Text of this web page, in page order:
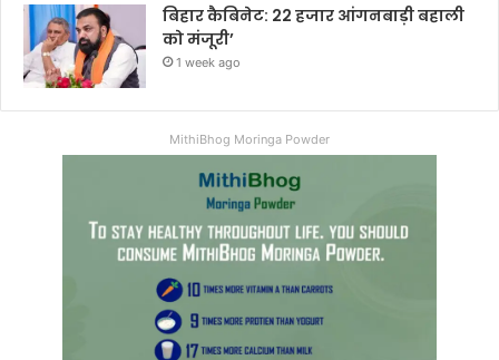
बिहार कैबिनेट: 22 हजार आंगनबाड़ी बहाली
को मंजूरी’
1 week ago
MithiBhog Moringa Powder